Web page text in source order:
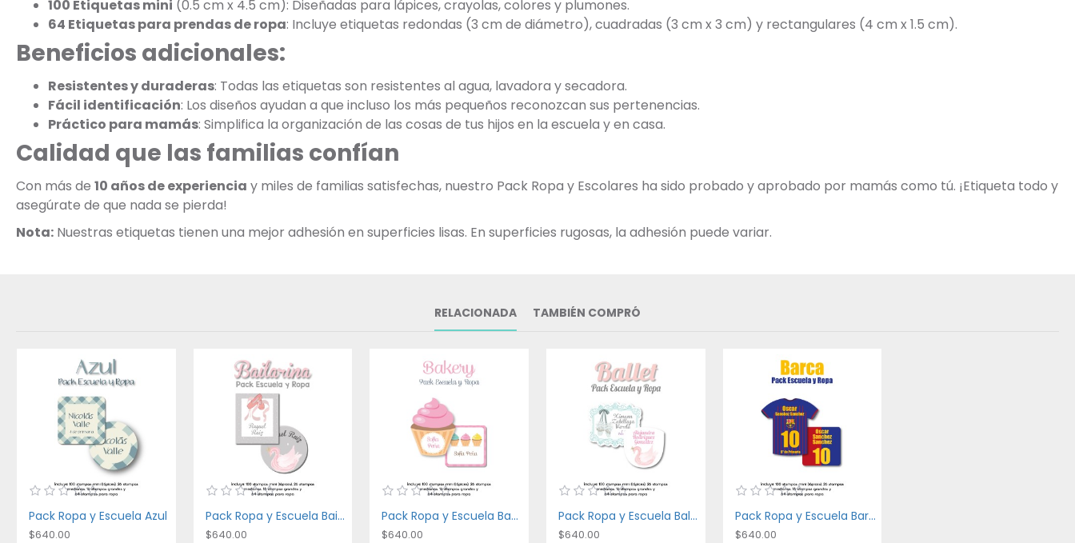
100 Etiquetas mini (0.5 cm x 4.5 cm): Diseñadas para lápices, crayolas, colores y plumones.
64 Etiquetas para prendas de ropa: Incluye etiquetas redondas (3 cm de diámetro), cuadradas (3 cm x 3 cm) y rectangulares (4 cm x 1.5 cm).
Beneficios adicionales:
Resistentes y duraderas: Todas las etiquetas son resistentes al agua, lavadora y secadora.
Fácil identificación: Los diseños ayudan a que incluso los más pequeños reconozcan sus pertenencias.
Práctico para mamás: Simplifica la organización de las cosas de tus hijos en la escuela y en casa.
Calidad que las familias confían
Con más de 10 años de experiencia y miles de familias satisfechas, nuestro Pack Ropa y Escolares ha sido probado y aprobado por mamás como tú. ¡Etiqueta todo y
asegúrate de que nada se pierda!
Nota: Nuestras etiquetas tienen una mejor adhesión en superficies lisas. En superficies rugosas, la adhesión puede variar.
RELACIONADA TAMBIÉN COMPRÓ
Pack Ropa y Escuela Azul
$640.00
Pack Ropa y Escuela Bailarina
$640.00
Pack Ropa y Escuela Bakery
$640.00
Pack Ropa y Escuela Ballet
$640.00
Pack Ropa y Escuela Barca
$640.00